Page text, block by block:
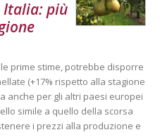
Italia: più
prime stime, potrebbe disporre
(+17% rispetto alla stagione
anche per gli altri paesi europei
simile a quello della scorsa
i prezzi alla produzione e